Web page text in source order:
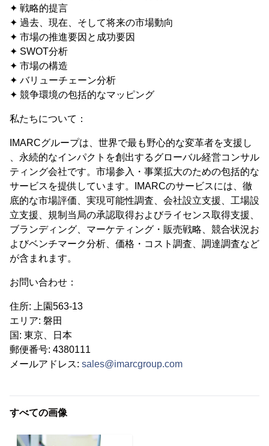
✦ 戦略的提言
✦ 過去、現在、そして将来の市場動向
✦ 市場の推進要因と成功要因
✦ SWOT分析
✦ 市場の構造
✦ バリューチェーン分析
✦ 競争環境の包括的なマッピング
私たちについて：
IMARCグループは、世界で最も野心的な変革者を支援し
、永続的なインパクトを創出するグローバル経営コンサル
ティング会社です。市場参入・事業拡大のための包括的な
サービスを提供しています。IMARCのサービスには、徹
底的な市場評価、実現可能性調査、会社設立支援、工場設
立支援、規制当局の承認取得およびライセンス取得支援、
ブランディング、マーケティング・販売戦略、競合状況お
よびベンチマーク分析、価格・コスト調査、調達調査など
が含まれます。
お問い合わせ：
住所: 上園563-13
エリア: 磐田
国: 東京、日本
郵便番号: 4380111
メールアドレス: sales@imarcgroup.com
すべての画像